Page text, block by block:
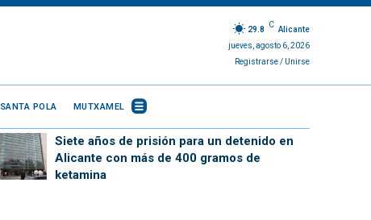
29.8
C
Alicante
jueves, agosto 6, 2026
Registrarse / Unirse
SANTA POLA MUTXAMEL
Siete años de prisión para un detenido en
Alicante con más de 400 gramos de
ketamina